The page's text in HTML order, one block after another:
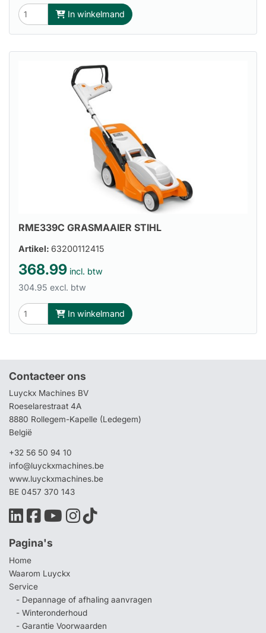
In winkelmand
RME339C GRASMAAIER STIHL
Artikel: 63200112415
368.99 incl. btw
304.95 excl. btw
In winkelmand
Contacteer ons
Luyckx Machines BV
Roeselarestraat 4A
8880 Rollegem-Kapelle (Ledegem)
België
+32 56 50 94 10
info@luyckxmachines.be
www.luyckxmachines.be
BE 0457 370 143
Pagina's
Home
Waarom Luyckx
Service
- Depannage of afhaling aanvragen
- Winteronderhoud
- Garantie Voorwaarden